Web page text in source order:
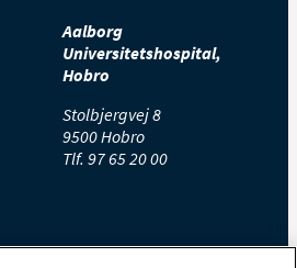
Aalborg
Universitetshospital,
Hobro
Stolbjergvej 8
9500 Hobro
Tlf. 97 65 20 00